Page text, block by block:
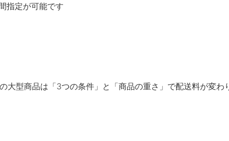
定が可能です
大型商品は「3つの条件」と「商品の重さ」で配送料が変わ